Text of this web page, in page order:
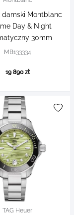
damski Montblanc
Day & Night
30mm
MB133334
19 890 zł
TAG Heuer